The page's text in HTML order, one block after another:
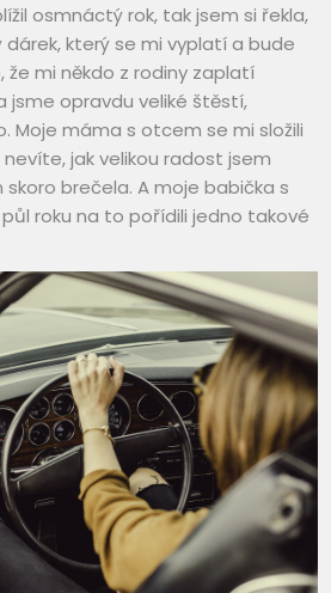
osmnáctý rok, tak jsem si řekla,
který se mi vyplatí a bude
že mi někdo z rodiny zaplatí
jsme opravdu veliké štěstí,
Moje máma s otcem se mi složili
nevíte, jak velikou radost jsem
brečela. A moje babička s
roku na to pořídili jedno takové